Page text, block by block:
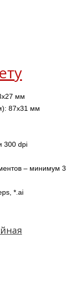
мм
87х31 мм
300 dpi
– минимум 3
*.ai